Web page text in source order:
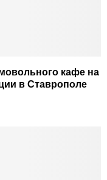
кафе на
в Ставрополе